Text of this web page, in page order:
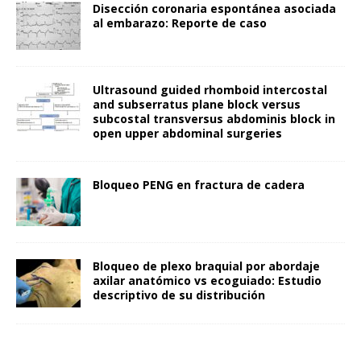
Disección coronaria espontánea asociada
al embarazo: Reporte de caso
Ultrasound guided rhomboid intercostal
and subserratus plane block versus
subcostal transversus abdominis block in
open upper abdominal surgeries
Bloqueo PENG en fractura de cadera
Bloqueo de plexo braquial por abordaje
axilar anatómico vs ecoguiado: Estudio
descriptivo de su distribución